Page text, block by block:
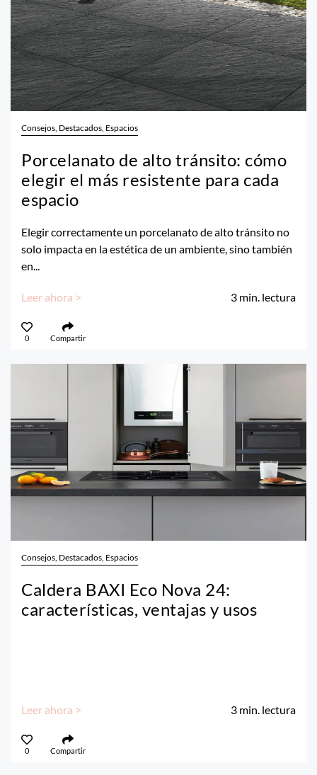
Consejos, Destacados, Espacios
Porcelanato de alto tránsito: cómo
elegir el más resistente para cada
espacio
Elegir correctamente un porcelanato de alto tránsito no
solo impacta en la estética de un ambiente, sino también
en...
Leer ahora > 3 min. lectura
0 Compartir
Consejos, Destacados, Espacios
Caldera BAXI Eco Nova 24:
características, ventajas y usos
Leer ahora > 3 min. lectura
0 Compartir